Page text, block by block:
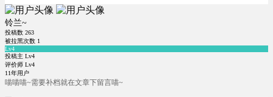
铃兰~
投稿数 263
被拉黑次数 1
Lv4
投稿主 Lv4
评价师 Lv4
11年用户
喵喵喵~需要补档就在文章下留言喵~